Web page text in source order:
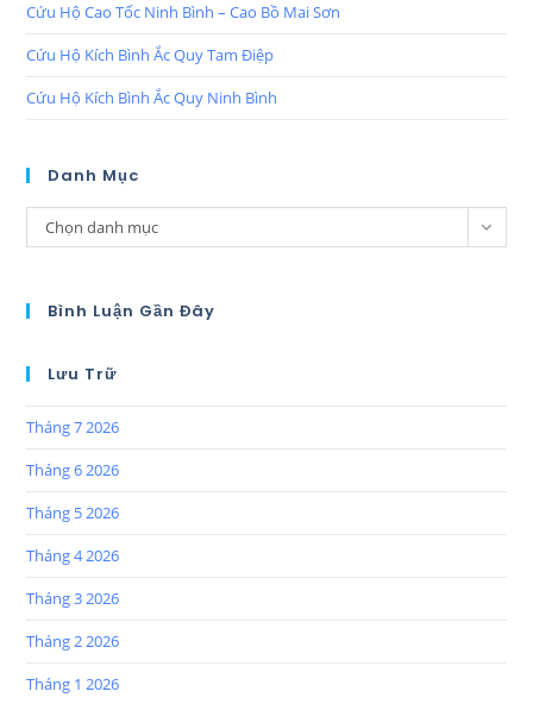
Cứu Hộ Cao Tốc Ninh Bình – Cao Bồ Mai Sơn
Cứu Hộ Kích Bình Ắc Quy Tam Điệp
Cứu Hộ Kích Bình Ắc Quy Ninh Bình
Danh Mục
Chọn danh mục
Bình Luận Gần Đây
Lưu Trữ
Tháng 7 2026
Tháng 6 2026
Tháng 5 2026
Tháng 4 2026
Tháng 3 2026
Tháng 2 2026
Tháng 1 2026